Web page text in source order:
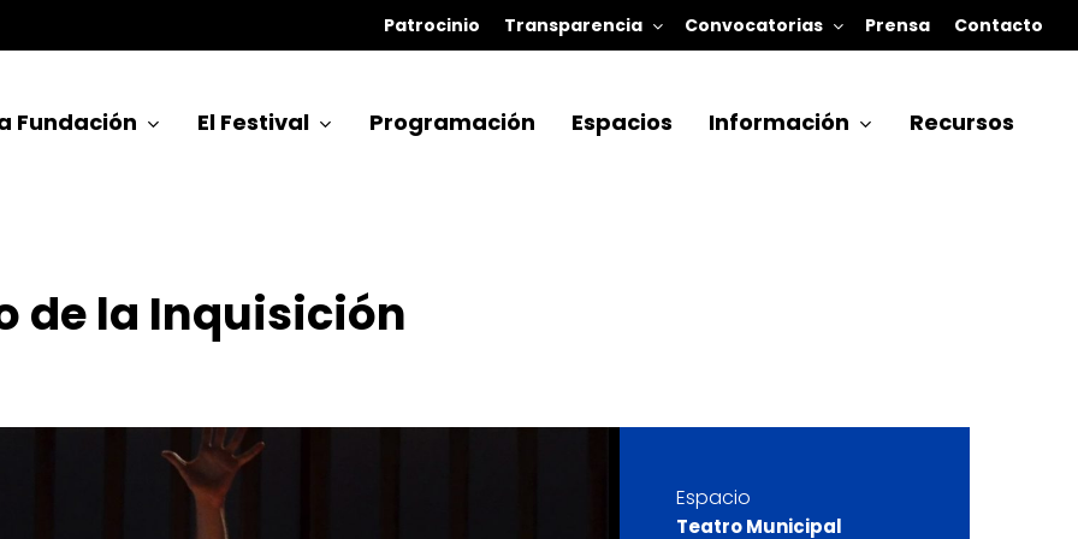
Patrocinio Transparencia Convocatorias Prensa Contacto
Fundación El Festival Programación Espacios Información Recursos
de la Inquisición
Espacio
Teatro Municipal